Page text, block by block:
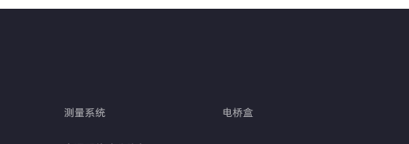
测量系统 电桥盒